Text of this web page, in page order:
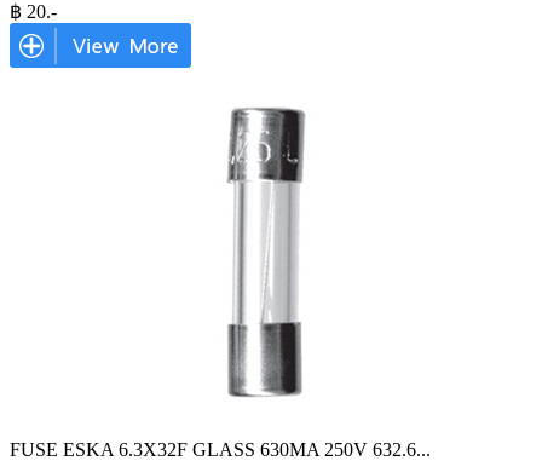
฿ 20.-
FUSE ESKA 6.3X32F GLASS 630MA 250V 632.6...